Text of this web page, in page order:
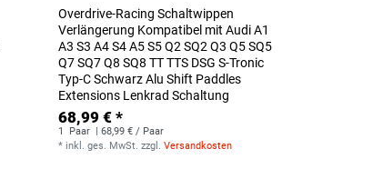
Overdrive-Racing Schaltwippen
Verlängerung Kompatibel mit Audi A1
A3 S3 A4 S4 A5 S5 Q2 SQ2 Q3 Q5 SQ5
Q7 SQ7 Q8 SQ8 TT TTS DSG S-Tronic
Typ-C Schwarz Alu Shift Paddles
Extensions Lenkrad Schaltung
68,99 € *
1 Paar
| 68,99 € / Paar
* inkl. ges. MwSt. zzgl.Versandkosten